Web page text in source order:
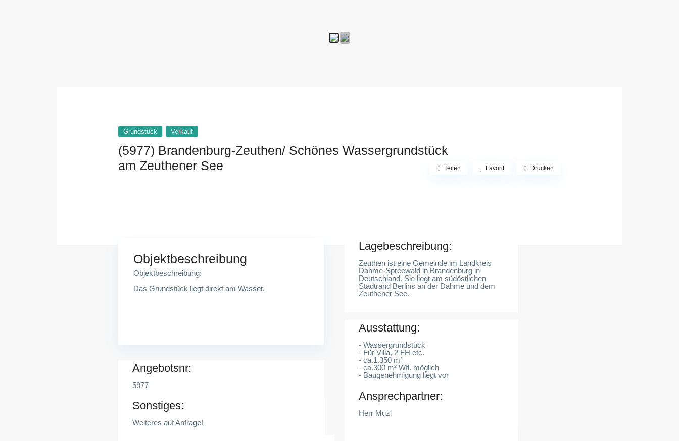
Grundstück Verkauf
(5977) Brandenburg-Zeuthen/ Schönes Wassergrundstück
am Zeuthener See
Teilen Favorit Drucken
Objektbeschreibung
Objektbeschreibung:
Das Grundstück liegt direkt am Wasser.
Angebotsnr:
5977
Sonstiges:
Weiteres auf Anfrage!
Lagebeschreibung:
Zeuthen ist eine Gemeinde im Landkreis
Dahme-Spreewald in Brandenburg in
Deutschland. Sie liegt am südöstlichen
Stadtrand Berlins an der Dahme und dem
Zeuthener See.
Ausstattung:
- Wassergrundstück
- Für Villa, 2 FH etc.
- ca.1.350 m²
- ca.300 m² Wfl. möglich
- Baugenehmigung liegt vor
Ansprechpartner:
Herr Muzi